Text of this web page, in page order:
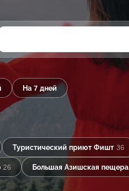
На 7 дней
Туристический приют Фишт 36
26 Большая Азишская пещера